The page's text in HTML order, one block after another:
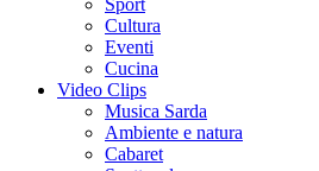
Sport
Cultura
Eventi
Cucina
Video Clips
Musica Sarda
Ambiente e natura
Cabaret